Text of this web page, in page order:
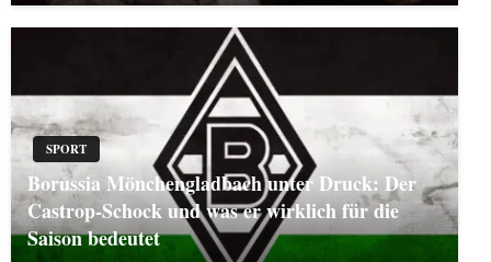
SPORT
Borussia Mönchengladbach unter Druck: Der
Castrop-Schock und was er wirklich für die
Saison bedeutet